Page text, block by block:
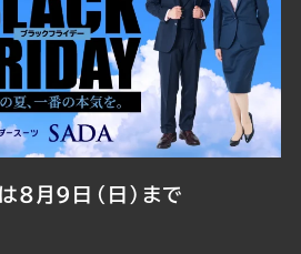
式
Facebook
式
Twitter
式
式
LINE
8月9日（日）まで